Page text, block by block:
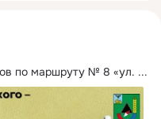
по маршруту № 8 «ул. ...